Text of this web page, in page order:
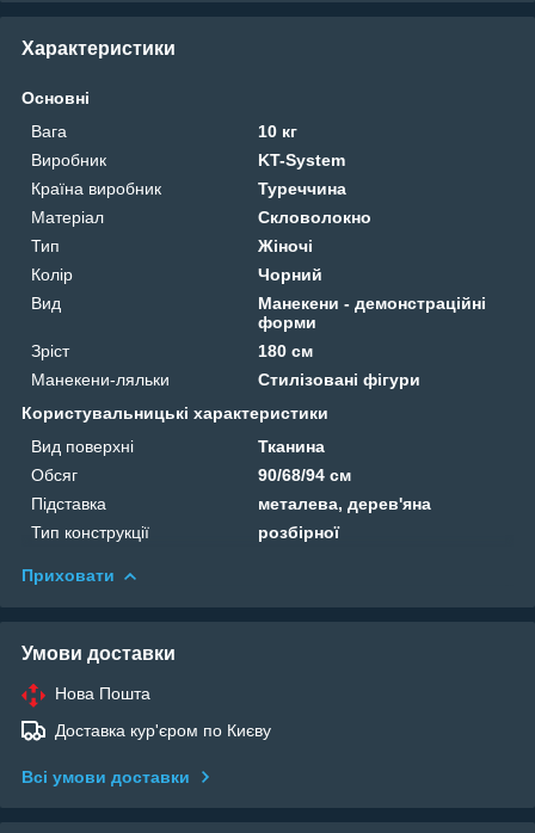
Характеристики
Основні
Вага
10 кг
Виробник
KT-System
Країна виробник
Туреччина
Матеріал
Скловолокно
Тип
Жіночі
Колір
Чорний
Вид
Манекени - демонстраційні
форми
Зріст
180 см
Манекени-ляльки
Стилізовані фігури
Користувальницькі характеристики
Вид поверхні
Тканина
Обсяг
90/68/94 см
Підставка
металева, дерев'яна
Тип конструкції
розбірної
Приховати
Умови доставки
Нова Пошта
Доставка кур'єром по Києву
Всі умови доставки